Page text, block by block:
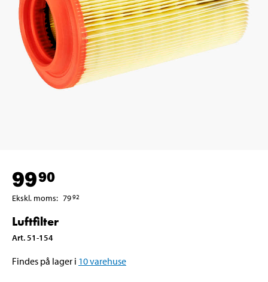
9990
Ekskl. moms: 7992
Luftfilter
Art. 51-154
Findes på lager i 10varehuse